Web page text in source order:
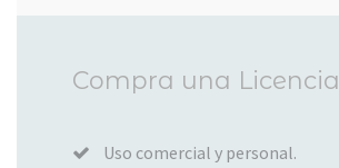
Compra una Licencia
Uso comercial y personal.